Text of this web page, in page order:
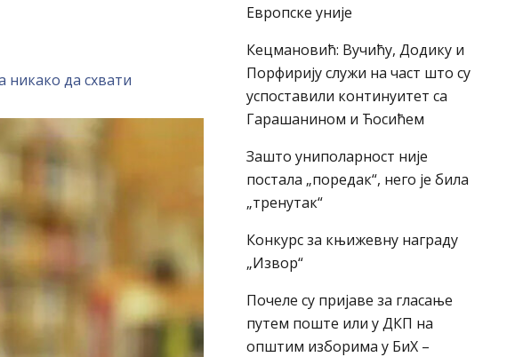
никако да схвати
Европске уније
Кецмановић: Вучићу, Додику и
Порфирију служи на част што су
успоставили континуитет са
Гарашанином и Ћосићем
Зашто униполарност није
постала „поредак“, него је била
„тренутак“
Конкурс за књижевну награду
„Извор“
Почеле су пријаве за гласање
путем поште или у ДКП на
општим изборима у БиХ –